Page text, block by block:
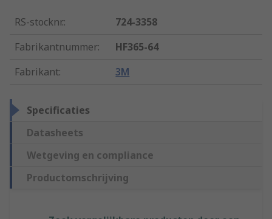
RS-stocknr.:
724-3358
Fabrikantnummer:
HF365-64
Fabrikant: 3M
Specificaties
Datasheets
Wetgeving en compliance
Productomschrijving